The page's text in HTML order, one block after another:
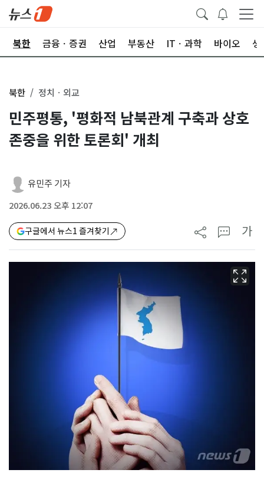
북한 금융ㆍ증권 산업 부동산 ITㆍ과학 바이오 생
북한 정치ㆍ외교
민주평통, '평화적 남북관계 구축과 상호
존중을 위한 토론회' 개최
유민주 기자
2026.06.23 오후 12:07
구글에서 뉴스1 즐겨찾기 가